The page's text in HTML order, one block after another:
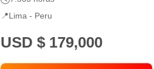
📍Lima - Peru
USD $ 179,000